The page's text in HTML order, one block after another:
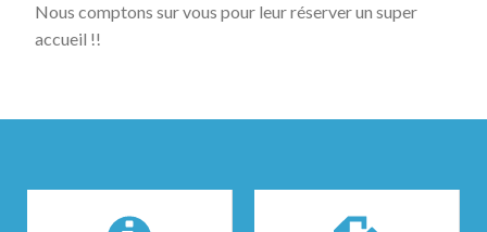
Nous comptons sur vous pour leur réserver un super
accueil !!